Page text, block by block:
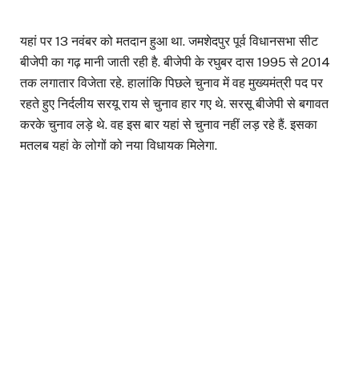
यहां पर 13 नवंबर को मतदान हुआ था. जमशेदपुर पूर्व विधानसभा सीट
बीजेपी का गढ़ मानी जाती रही है. बीजेपी के रघुबर दास 1995 से 2014
तक लगातार विजेता रहे. हालांकि पिछले चुनाव में वह मुख्यमंत्री पद पर
रहते हुए निर्दलीय सरयू राय से चुनाव हार गए थे. सरसू बीजेपी से बगावत
करके चुनाव लड़े थे. वह इस बार यहां से चुनाव नहीं लड़ रहे हैं. इसका
मतलब यहां के लोगों को नया विधायक मिलेगा.